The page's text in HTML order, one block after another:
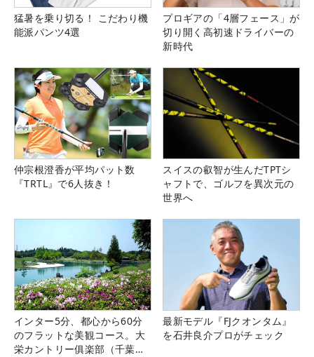
猛暑を乗り切る！ こだわり機
能派パンツ4選
プロギアの「4層フェース」が
切り開く高初速ドライバーの
新時代
仲宗根澄香が平均パット数
『TRTL』で6人抜き！
スイスの叡智が生んだTPTシ
ャフトで、ゴルフを異次元の
世界へ
インター5分、都心から60分
のフラットな美観コース。大
栄カントリー俱楽部（千葉
最新モデル『FJクオンタム』
を石井良介プロがチェック